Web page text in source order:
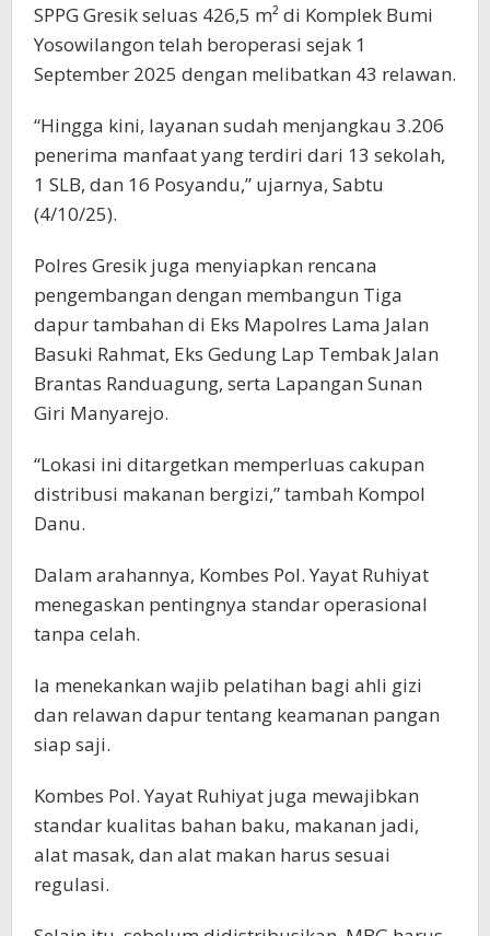
SPPG Gresik seluas 426,5 m² di Komplek Bumi
Yosowilangon telah beroperasi sejak 1
September 2025 dengan melibatkan 43 relawan.
“Hingga kini, layanan sudah menjangkau 3.206
penerima manfaat yang terdiri dari 13 sekolah,
1 SLB, dan 16 Posyandu,” ujarnya, Sabtu
(4/10/25).
Polres Gresik juga menyiapkan rencana
pengembangan dengan membangun Tiga
dapur tambahan di Eks Mapolres Lama Jalan
Basuki Rahmat, Eks Gedung Lap Tembak Jalan
Brantas Randuagung, serta Lapangan Sunan
Giri Manyarejo.
“Lokasi ini ditargetkan memperluas cakupan
distribusi makanan bergizi,” tambah Kompol
Danu.
Dalam arahannya, Kombes Pol. Yayat Ruhiyat
menegaskan pentingnya standar operasional
tanpa celah.
Ia menekankan wajib pelatihan bagi ahli gizi
dan relawan dapur tentang keamanan pangan
siap saji.
Kombes Pol. Yayat Ruhiyat juga mewajibkan
standar kualitas bahan baku, makanan jadi,
alat masak, dan alat makan harus sesuai
regulasi.